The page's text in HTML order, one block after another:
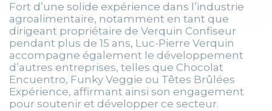
Fort d’une solide expérience dans l’industrie
agroalimentaire, notamment en tant que
dirigeant propriétaire de Verquin Confiseur
pendant plus de 15 ans, Luc-Pierre Verquin
accompagne également le développement
d’autres entreprises, telles que Chocolat
Encuentro, Funky Veggie ou Têtes Brûlées
Expérience, affirmant ainsi son engagement
pour soutenir et développer ce secteur.